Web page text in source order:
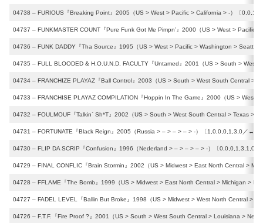
04738 – FURIOUS『Breaking Point』2005（US > West > Pacific > California > -）〔
04737 – FUNKMASTER COUNT『Pure Funk Got Me Pimpn’』2000（US > West >
04736 – FUNK DADDY『Tha Source』1995（US > West > Pacific > Washington >
04735 – FULL BLOODED & H.O.U.N.D. FACULTY『Untamed』2001（US > South >
04734 – FRANCHIZE PLAYAZ『Ball Control』2003（US > South > West South Central >
04733 – FRANCHISE PLAYAZ COMPILATION『Hoppin In The Game』2000（US >
04732 – FOULMOUF『Talkin` Sh*T』2002（US > South > West South Central > Texas >
04731 – FORTUNATE『Black Reign』2005（Russia > – > – > – > -）〔1,0,0,0,1,3,0／
04730 – FLIP DA SCRIP『Confusion』1996（Nederland > – > – > – > -）〔0,0,0,1,3,1,0
04729 – FINAL CONFLIC『Brain Stormin』2002（US > Midwest > East North Central >
04728 – FFLAME『The Bomb』1999（US > Midwest > East North Central > Michigan >
04727 – FADEL LEVEL『Ballin But Broke』1998（US > Midwest > West North Central >
04726 – F.T.F.『Fire Proof ?』2001（US > South > West South Central > Louisiana >